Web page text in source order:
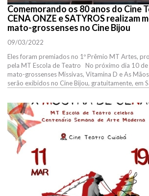
Comemorando os 80 anos do Cine
CENA ONZE e SATYROS realizam
mato-grossenses no Cine Bijou
09/03/2022
Eles foram premiados no 1º Prêmio MT Artes,
pela MT Escola de Teatro No próximo dia 10 de
mato-grossenses Missivas, Vitamina D e As Mãos
serão exibidos no Cine Bijou, gratuitamente, em